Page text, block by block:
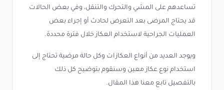
تساعدهم على المشي والتحرك والتنقل، وفي بعض الحالات
قد يحتاج المرضى بعد التعرض لحادث أو إجراء بعض
العمليات الجراحية لاستخدام العكاز خلال فترة محددة.
ويوجد العديد من أنواع العكازات وكل حالة مرضية تحتاج إلى
استخدام نوع عكاز معين وسنقوم بتوضيح كل ذلك
بالتفصيل تابع معنا هذا المقال.